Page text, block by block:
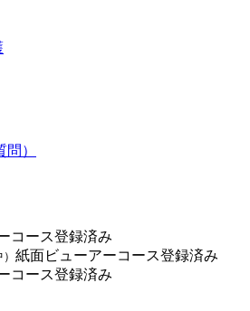
）
コース登録済み
紙面ビューアーコース登録済み
コース登録済み